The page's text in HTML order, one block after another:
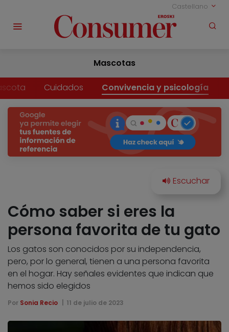
Castellano
Mascotas
Cuidados Convivencia y psicología
Cómo saber si eres la
persona favorita de tu gato
Los gatos son conocidos por su independencia,
pero, por lo general, tienen a una persona favorita
en el hogar. Hay señales evidentes que indican que
hemos sido elegidos
Por Sonia Recio 11 de julio de 2023